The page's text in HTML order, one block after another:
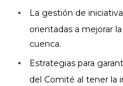
La gestión de
orientadas a mejorar
cuenca.
Estrategias para
del Comité al tener la